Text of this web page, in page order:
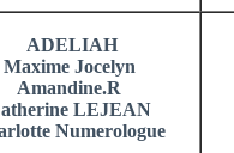
ADELIAH
Maxime Jocelyn
Amandine.R
LEJEAN
Numerologue